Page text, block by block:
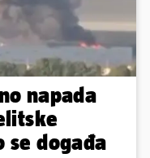
napada
se događa